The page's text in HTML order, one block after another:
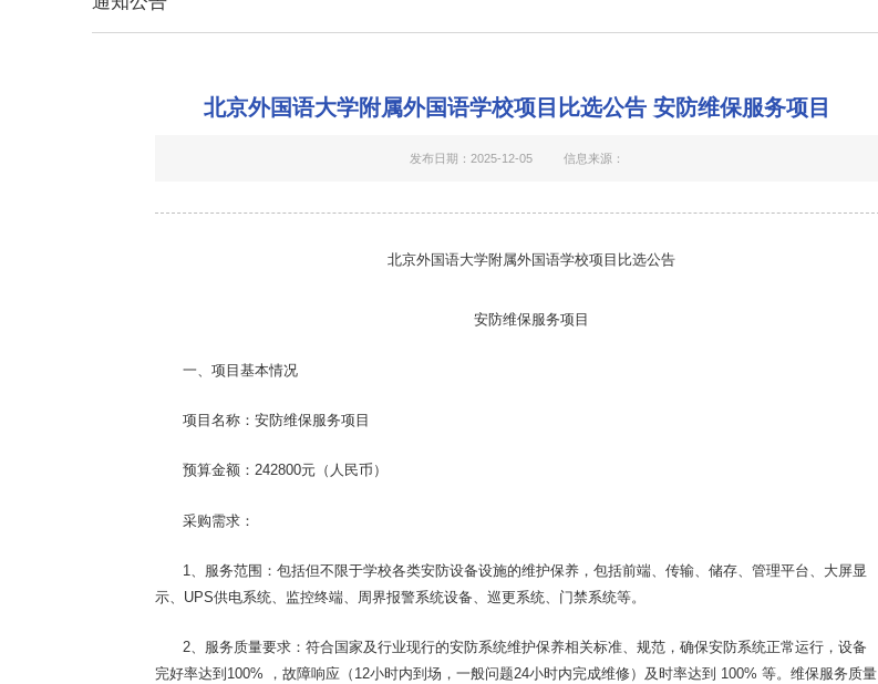
北京外国语大学附属外国语学校项目比选公告 安防维保服务项目
发布日期：2025-12-05 信息来源：
北京外国语大学附属外国语学校项目比选公告
安防维保服务项目
一、项目基本情况
项目名称：安防维保服务项目
预算金额：242800元（人民币）
采购需求：
1、 服务范围：包括但不限于学校各类安防设备设施的维护保养，包括前端、传输、储存、管理平台、大屏显
示、 UPS供电系统、监控终端、周界报警系统设备、巡更系统、门禁系统等。
2、服务质量要求：符合国家及行业现行的安防系统维护保养相关标准、规范，确保安防系统正常运行，设备
完好率达到 100% ，故障响应（12小时内到场，一般问题24小时内完成维修）及时率达到 100% 等。维保服务质量